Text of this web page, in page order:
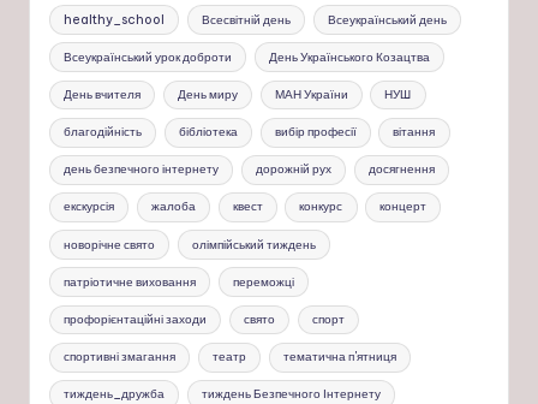
healthy_school Всесвітній день Всеукраїнський день
Всеукраїнський урок доброти День Українського Козацтва
День вчителя День миру МАН України НУШ
благодійність бібліотека вибір професії вітання
день безпечного інтернету дорожній рух досягнення
екскурсія жалоба квест конкурс концерт
новорічне свято олімпійський тиждень
патріотичне виховання переможці
профорієнтаційні заходи свято спорт
спортивні змагання театр тематична п'ятниця
тиждень_дружба тиждень Безпечного Інтернету